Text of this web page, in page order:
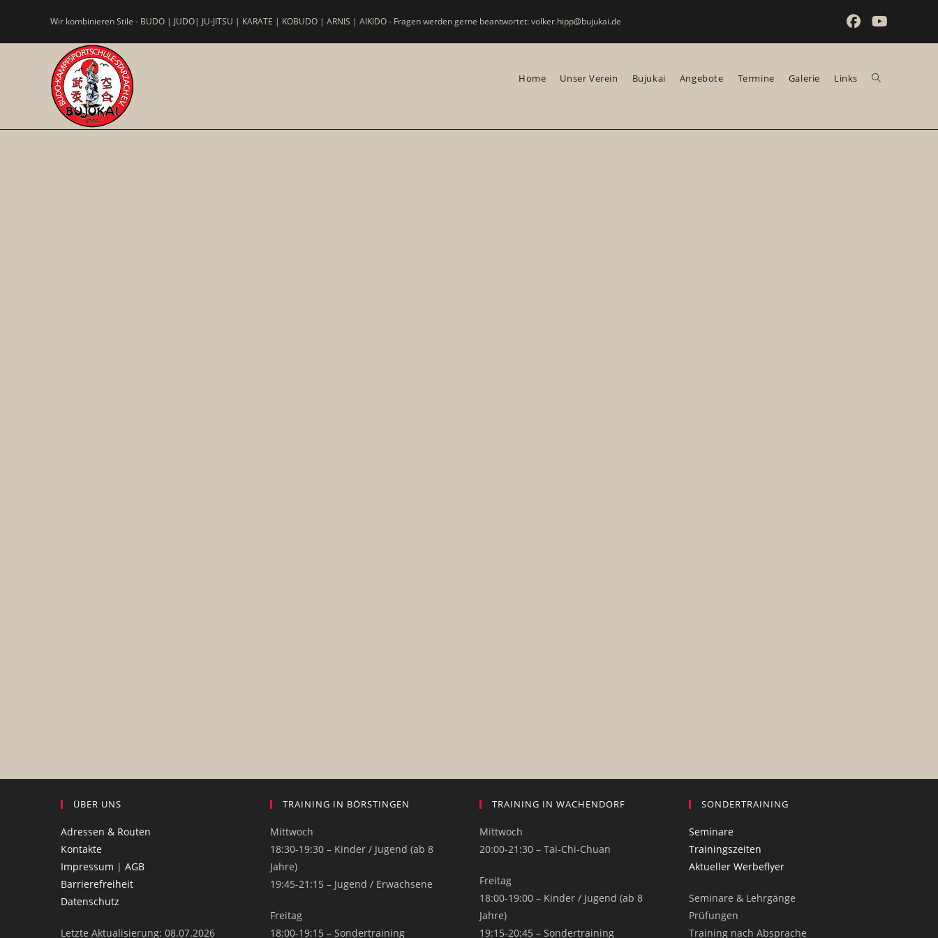
Wir kombinieren Stile - BUDO | JUDO| JU-JITSU | KARATE | KOBUDO | ARNIS | AIKIDO - Fragen werden gerne beantwortet: volker.hipp@bujukai.de
Home Unser Verein Bujukai Angebote Termine Galerie Links
ÜBER UNS
Adressen & Routen
Kontakte
Impressum | AGB
Barrierefreiheit
Datenschutz
Letzte Aktualisierung: 08.07.2026
TRAINING IN BÖRSTINGEN
Mittwoch
18:30-19:30 – Kinder / Jugend (ab 8
Jahre)
19:45-21:15 – Jugend / Erwachsene
Freitag
18:00-19:15 – Sondertraining
TRAINING IN WACHENDORF
Mittwoch
20:00-21:30 – Tai-Chi-Chuan
Freitag
18:00-19:00 – Kinder / Jugend (ab 8
Jahre)
19:15-20:45 – Sondertraining
SONDERTRAINING
Seminare
Trainingszeiten
Aktueller Werbeflyer
Seminare & Lehrgänge
Prüfungen
Training nach Absprache